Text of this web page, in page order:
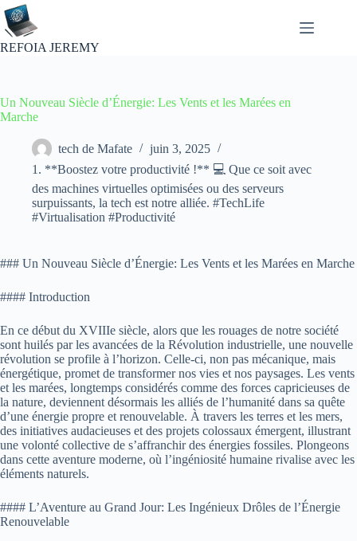
Passer
au
contenu
REFOIA JEREMY
Un Nouveau Siècle d’Énergie: Les Vents et les Marées en
Marche
tech de Mafate
juin 3, 2025
1. **Boostez votre productivité !** 💻 Que ce soit avec
des machines virtuelles optimisées ou des serveurs
surpuissants, la tech est notre alliée. #TechLife
#Virtualisation #Productivité
### Un Nouveau Siècle d’Énergie: Les Vents et les Marées en Marche
#### Introduction
En ce début du XVIIIe siècle, alors que les rouages de notre société
sont huilés par les avancées de la Révolution industrielle, une nouvelle
révolution se profile à l’horizon. Celle-ci, non pas mécanique, mais
énergétique, promet de transformer nos vies et nos paysages. Les vents
et les marées, longtemps considérés comme des forces capricieuses de
la nature, deviennent désormais les alliés de l’humanité dans sa quête
d’une énergie propre et renouvelable. À travers les terres et les mers,
des initiatives audacieuses et des projets colossaux émergent, illustrant
une volonté collective de s’affranchir des énergies fossiles. Plongeons
dans cette aventure moderne, où l’ingéniosité humaine rivalise avec les
éléments naturels.
#### L’Aventure au Grand Jour: Les Ingénieux Drôles de l’Énergie
Renouvelable